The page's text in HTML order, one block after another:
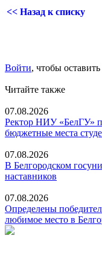
<< Назад к списку
Войти, чтобы
Читайте также
07.08.2026
Ректор НИУ «БелГУ»
бюджетные места
07.08.2026
В Белгородском
наставников
07.08.2026
Определены
любимое место в